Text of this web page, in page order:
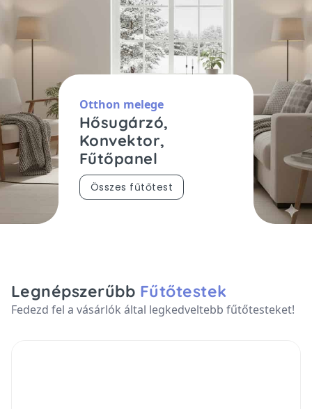
Otthon melege
Hősugárzó,
Konvektor,
Fűtőpanel
Összes fűtőtest
Legnépszerűbb Fűtőtestek
Fedezd fel a vásárlók által legkedveltebb fűtőtesteket!